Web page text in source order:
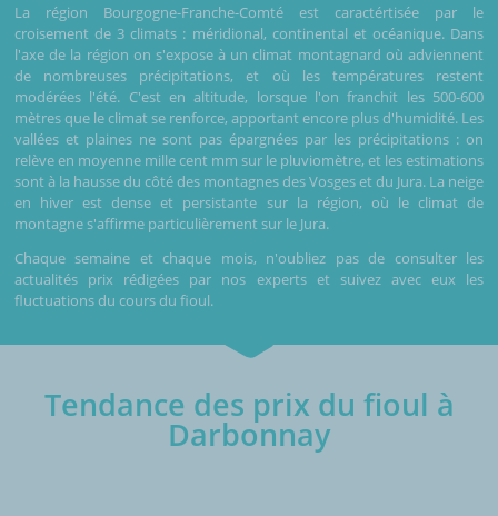
La région Bourgogne-Franche-Comté est caractértisée par le
croisement de 3 climats : méridional, continental et océanique. Dans
l'axe de la région on s'expose à un climat montagnard où adviennent
de nombreuses précipitations, et où les températures restent
modérées l'été. C'est en altitude, lorsque l'on franchit les 500-600
mètres que le climat se renforce, apportant encore plus d'humidité. Les
vallées et plaines ne sont pas épargnées par les précipitations : on
relève en moyenne mille cent mm sur le pluviomètre, et les estimations
sont à la hausse du côté des montagnes des Vosges et du Jura. La neige
en hiver est dense et persistante sur la région, où le climat de
montagne s'affirme particulièrement sur le Jura.
Chaque semaine et chaque mois, n'oubliez pas de consulter les
actualités prix rédigées par nos experts et suivez avec eux les
fluctuations du cours du fioul.
Tendance des prix du fioul à
Darbonnay